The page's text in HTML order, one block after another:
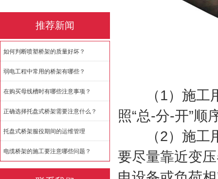
推荐新闻
如何判断喷塑桥架的质量好坏？
弱电工程中常用的桥架有哪些？
在购买母线槽时有哪些注意事项？
正确选择托盘式桥架需要注意什么？
托盘式桥架服役期间的运维管理
电缆桥架的施工要注意哪些问题？
（1）施工用
照“总-分-开”顺
（2）施工用
要尽量靠近变